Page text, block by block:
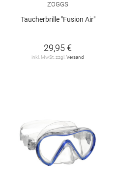
ZOGGS
Taucherbrille "Fusion Air"
29,95 €
inkl. MwSt. zzgl. Versand